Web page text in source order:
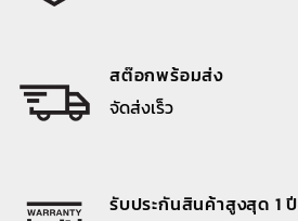
สต๊อกพร้อมส่ง
จัดส่งเร็ว
รับประกันสินค้าสูงสุด 1 ปี